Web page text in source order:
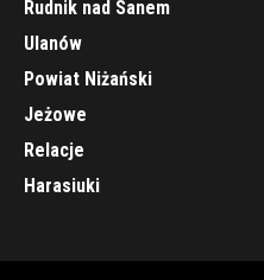
Rudnik nad Sanem
Ulanów
Powiat Niżański
Jeżowe
Relacje
Harasiuki